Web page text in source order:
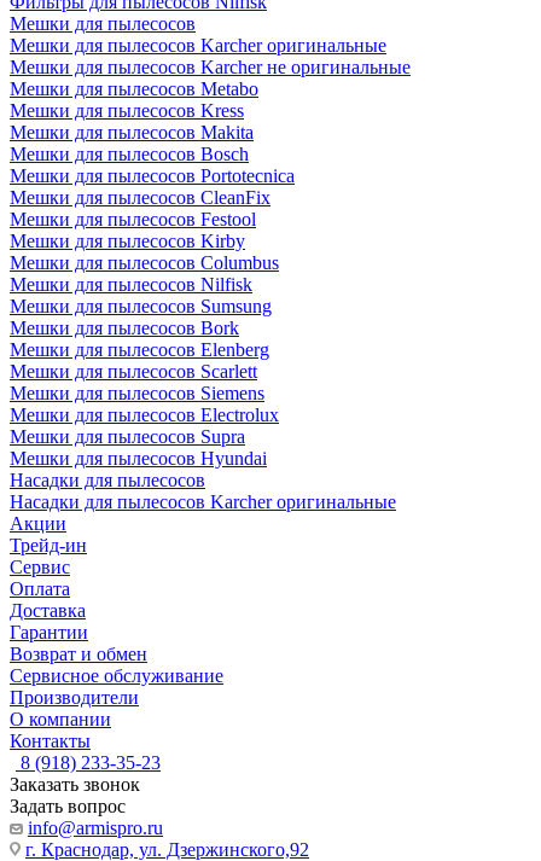
Мешки для пылесосов
Мешки для пылесосов Karcher оригинальные
Мешки для пылесосов Karcher не оригинальные
Мешки для пылесосов Metabo
Мешки для пылесосов Kress
Мешки для пылесосов Makita
Мешки для пылесосов Bosch
Мешки для пылесосов Portotecnica
Мешки для пылесосов CleanFix
Мешки для пылесосов Festool
Мешки для пылесосов Kirby
Мешки для пылесосов Columbus
Мешки для пылесосов Nilfisk
Мешки для пылесосов Sumsung
Мешки для пылесосов Bork
Мешки для пылесосов Elenberg
Мешки для пылесосов Scarlett
Мешки для пылесосов Siemens
Мешки для пылесосов Electrolux
Мешки для пылесосов Supra
Мешки для пылесосов Hyundai
Насадки для пылесосов
Насадки для пылесосов Karcher оригинальные
Акции
Трейд-ин
Сервис
Оплата
Доставка
Гарантии
Возврат и обмен
Сервисное обслуживание
Производители
О компании
Контакты
8 (918) 233-35-23
Заказать звонок
Задать вопрос
info@armispro.ru
г. Краснодар, ул. Дзержинского,92